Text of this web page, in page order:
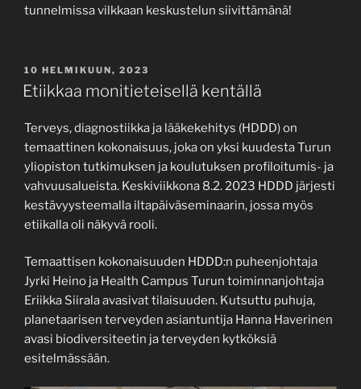
tunnelmissa vilkkaan keskustelun siivittämänä!
JULKAISTU
10 HELMIKUUN, 2023
Etiikkaa monitieteisellä kentällä
Terveys, diagnostiikka ja lääkekehitys (HDDD) on
temaattinen kokonaisuus, joka on yksi kuudesta Turun
yliopiston tutkimuksen ja koulutuksen profiloitumis- ja
vahvuusalueista. Keskiviikkona 8.2. 2023 HDDD järjesti
kestävyysteemalla iltapäiväseminaarin, jossa myös
etiikalla oli näkyvä rooli.
Temaattisen kokonaisuuden HDDD:n puheenjohtaja
Jyrki Heino ja Health Campus Turun toiminnanjohtaja
Eriikka Siirala avasivat tilaisuuden. Kutsuttu puhuja,
planetaarisen terveyden asiantuntija Hanna Haverinen
avasi biodiversiteetin ja terveyden kytköksiä
esitelmässään.